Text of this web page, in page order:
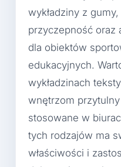
wykładziny z
przyczepność oraz
dla obiektów
edukacyjnych.
wykładzinach
wnętrzom
stosowane w
tych rodzajów ma
właściwości i